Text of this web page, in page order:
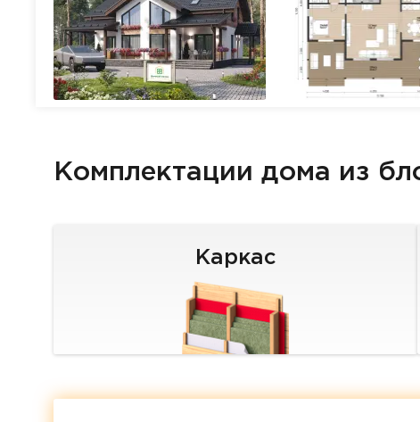
Комплектации дома из
Каркас